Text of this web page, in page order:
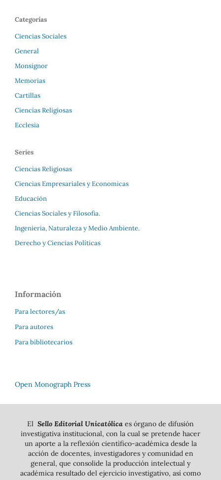
Categorías
Ciencias Sociales
General
Monsignor
Memorias
Cartillas
Ciencias Religiosas
Ecclesia
Series
Ciencias Religiosas
Ciencias Empresariales y Economicas
Educación
Ciencias Sociales y Filosofia.
Ingenieria, Naturaleza y Medio Ambiente.
Derecho y Ciencias Políticas
Información
Para lectores/as
Para autores
Para bibliotecarios
Open Monograph Press
El Sello Editorial Unicatólica es órgano de difusión
investigativa institucional, con la cual se pretende hacer
un aporte a la reflexión cientìfico-académica desde la
acción de docentes, investigadores y comunidad en
general, que consolide la producción intelectual y
académica resultado del ejercicio investigativo, así como